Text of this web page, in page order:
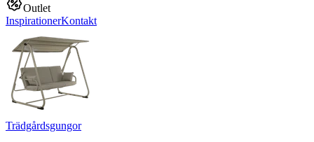
Outlet
InspirationerKontakt
Trädgårdsgungor